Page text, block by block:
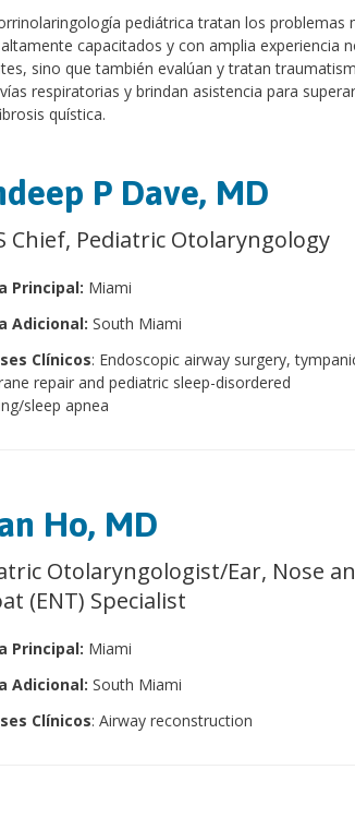
pediátrica tratan los problemas
capacitados y con amplia
sino que también evalúan y tratan
respiratorias y brindan asistencia para
quística.
P Dave, MD
Chief, Pediatric Otolaryngology
Principal: Miami
Adicional:South Miami
Clínicos: Endoscopic airway surgery,
repair and pediatric sleep-disordered
sleep apnea
Ho, MD
Otolaryngologist/Ear, Nose
(ENT) Specialist
Principal: Miami
Adicional:South Miami
Clínicos: Airway reconstruction